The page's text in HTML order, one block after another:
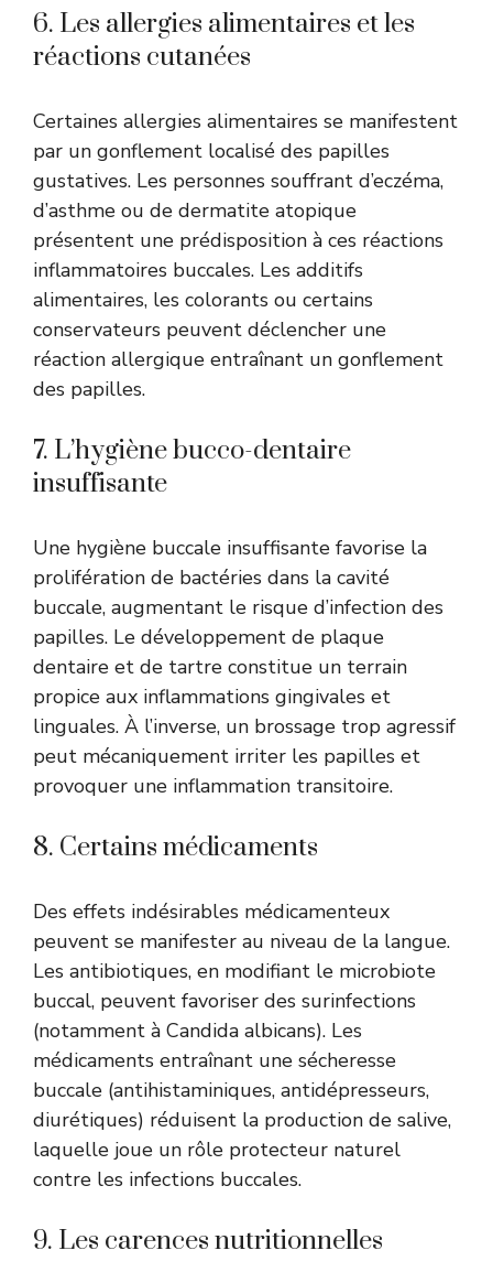
6. Les allergies alimentaires et les
réactions cutanées
Certaines allergies alimentaires se manifestent
par un gonflement localisé des papilles
gustatives. Les personnes souffrant d’eczéma,
d’asthme ou de dermatite atopique
présentent une prédisposition à ces réactions
inflammatoires buccales. Les additifs
alimentaires, les colorants ou certains
conservateurs peuvent déclencher une
réaction allergique entraînant un gonflement
des papilles.
7. L’hygiène bucco-dentaire
insuffisante
Une hygiène buccale insuffisante favorise la
prolifération de bactéries dans la cavité
buccale, augmentant le risque d’infection des
papilles. Le développement de plaque
dentaire et de tartre constitue un terrain
propice aux inflammations gingivales et
linguales. À l’inverse, un brossage trop agressif
peut mécaniquement irriter les papilles et
provoquer une inflammation transitoire.
8. Certains médicaments
Des effets indésirables médicamenteux
peuvent se manifester au niveau de la langue.
Les antibiotiques, en modifiant le microbiote
buccal, peuvent favoriser des surinfections
(notamment à Candida albicans). Les
médicaments entraînant une sécheresse
buccale (antihistaminiques, antidépresseurs,
diurétiques) réduisent la production de salive,
laquelle joue un rôle protecteur naturel
contre les infections buccales.
9. Les carences nutritionnelles